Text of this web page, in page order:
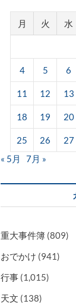
月 火 水
4 5 6
11 12 13
18 19 20
25 26 27
« 5月
7月 »
重大事件簿 (809)
おでかけ (941)
行事 (1,015)
天文 (138)